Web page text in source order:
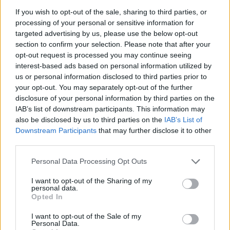
If you wish to opt-out of the sale, sharing to third parties, or
processing of your personal or sensitive information for
targeted advertising by us, please use the below opt-out
section to confirm your selection. Please note that after your
opt-out request is processed you may continue seeing
interest-based ads based on personal information utilized by
us or personal information disclosed to third parties prior to
your opt-out. You may separately opt-out of the further
disclosure of your personal information by third parties on the
IAB’s list of downstream participants. This information may
also be disclosed by us to third parties on the IAB’s List of
Downstream Participants that may further disclose it to other
Personal Data Processing Opt Outs
I want to opt-out of the Sharing of my
personal data.
Opted In
I want to opt-out of the Sale of my
Personal Data.
A: Aktualizacje wyposażenia są kombinacją 3 rzeczy:​
1.Zaklęcia regionalne
Dodamy zestaw nowych zaklęć, które będą
znajdować się na przedmiotach zdobywanych
w konkretnym regionie. Zaczniemy od zestawu
żywiołowych odporności (na przykład odporność na
lód będzie się znajdować tylko w przedmiotach z Kraju
Północy).​
2. Handlarze u bossa oraz łup
Jedną z największych zmian jaka zostanie dodana
chcemy to zrobić? Uważamy, że obecny system jest
handlarza, zaraz po wprowadzeniu nowego poziomu
trudności i kupienie przedmiotów w ciągu pierwszych
20 minut prowadzi do dewaluacji naszego
wyposażenia. Czy nie będzie lepiej, by w końcu
otrzymać przedmiot, na który się polowało? To